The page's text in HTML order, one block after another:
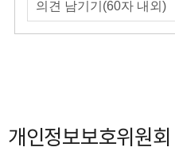
개인정보보호위원